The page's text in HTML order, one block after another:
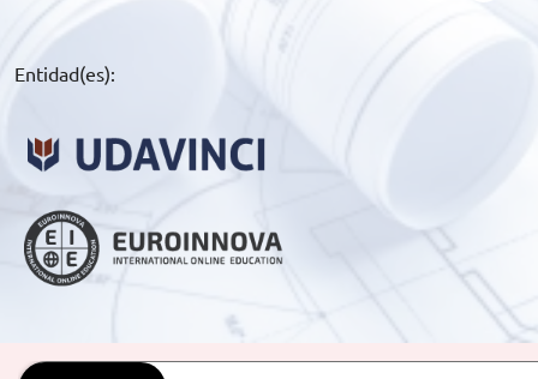
RECURSOS EDUCATIVOS
ARTÍCULOS
ORIENTACIÓN LABORAL
Entidad(es):